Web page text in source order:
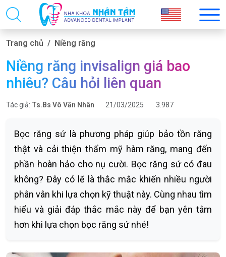
Trang chủ Niềng răng
Niềng răng invisalign giá bao
nhiêu? Câu hỏi liên quan
Tác giả: Ts.Bs Võ Văn Nhân 21/03/2025 3.987
Bọc răng sứ là phương pháp giúp bảo tồn răng
thật và cải thiện thẩm mỹ hàm răng, mang đến
phần hoàn hảo cho nụ cười. Bọc răng sứ có đau
không? Đây có lẽ là thắc mắc khiến nhiều người
phân vân khi lựa chọn kỹ thuật này. Cùng nhau tìm
hiểu và giải đáp thắc mắc này để bạn yên tâm
hơn khi lựa chọn bọc răng sứ nhé!